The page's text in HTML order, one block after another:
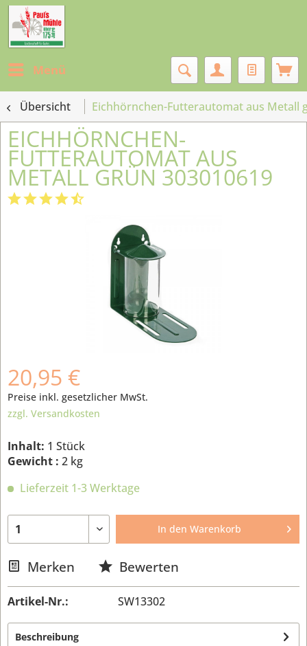
Menü
Übersicht Eichhörnchen-Futterautomat aus Metall
EICHHÖRNCHEN-
FUTTERAUTOMAT AUS
METALL GRÜN 303010619
20,95 €
Preise inkl. gesetzlicher MwSt.
zzgl. Versandkosten
Inhalt: 1 Stück
Gewicht : 2 kg
Lieferzeit 1-3 Werktage
In den Warenkorb
Merken Bewerten
Artikel-Nr.: SW13302
Beschreibung